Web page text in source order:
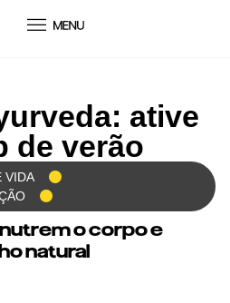
ative
de verão
VIDA
o corpo e
natural